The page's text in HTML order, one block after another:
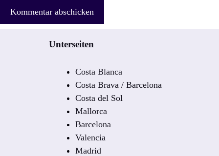
Unterseiten
Costa Blanca
Costa Brava / Barcelona
Costa del Sol
Mallorca
Barcelona
Valencia
Madrid